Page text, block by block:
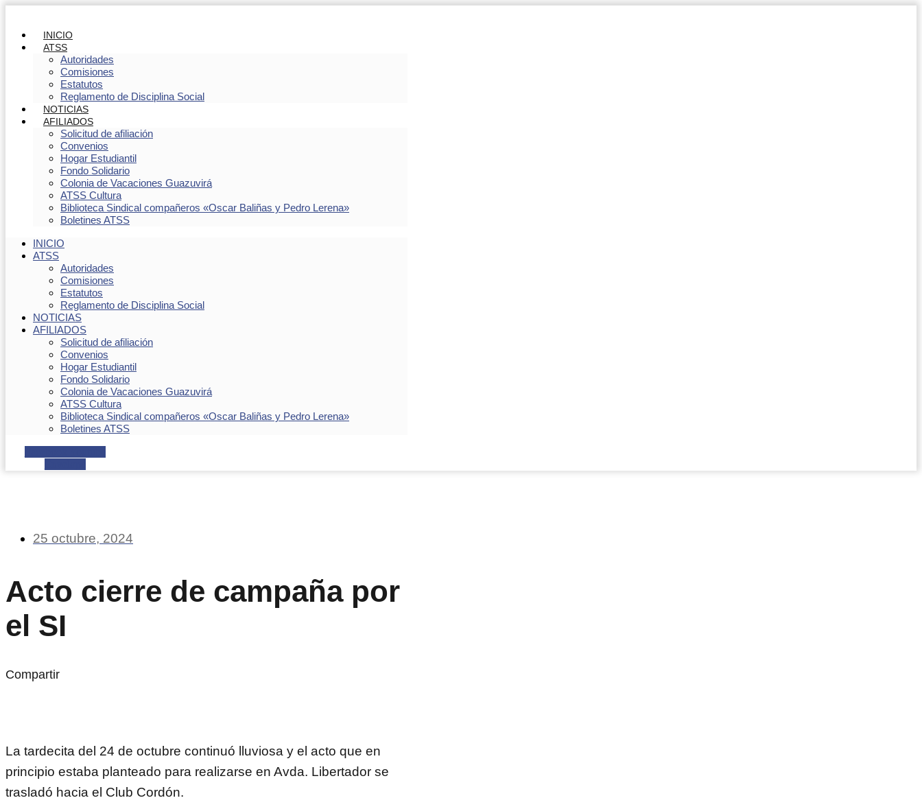
INICIO
ATSS
Autoridades
Comisiones
Estatutos
Reglamento de Disciplina Social
NOTICIAS
AFILIADOS
Solicitud de afiliación
Convenios
Hogar Estudiantil
Fondo Solidario
Colonia de Vacaciones Guazuvirá
ATSS Cultura
Biblioteca Sindical compañeros «Oscar Baliñas y Pedro Lerena»
Boletines ATSS
INICIO
ATSS
Autoridades
Comisiones
Estatutos
Reglamento de Disciplina Social
NOTICIAS
AFILIADOS
Solicitud de afiliación
Convenios
Hogar Estudiantil
Fondo Solidario
Colonia de Vacaciones Guazuvirá
ATSS Cultura
Biblioteca Sindical compañeros «Oscar Baliñas y Pedro Lerena»
Boletines ATSS
25 octubre, 2024
Acto cierre de campaña por
el SI
Compartir
La tardecita del 24 de octubre continuó lluviosa y el acto que en
principio estaba planteado para realizarse en Avda. Libertador se
trasladó hacia el Club Cordón.